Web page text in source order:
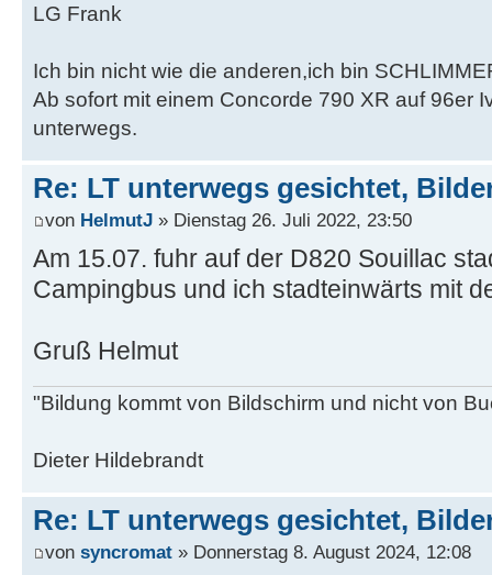
LG Frank
Ich bin nicht wie die anderen,ich bin
Ab sofort mit einem Concorde 790 XR auf 96er
unterwegs.
Re: LT unterwegs gesichtet,
von HelmutJ » Dienstag 26. Juli 2022, 23:50
Am 15.07. fuhr auf der D820 Souillac
Campingbus und ich stadteinwärts mit
Gruß Helmut
"Bildung kommt von Bildschirm und nicht von
Dieter Hildebrandt
Re: LT unterwegs gesichtet,
von syncromat » Donnerstag 8. August 2024, 12:08